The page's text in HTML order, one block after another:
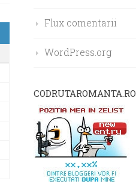
Flux comentarii
WordPress.org
CODRUTAROMANTA.RO